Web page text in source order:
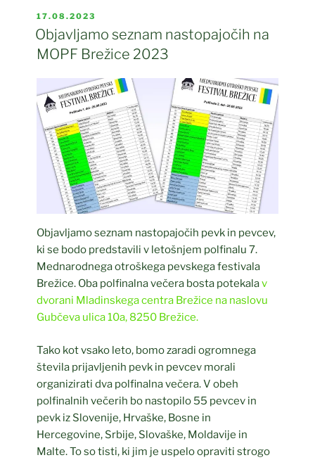
OBJAVLJENO
DNE
17.08.2023
Objavljamo seznam nastopajočih na
MOPF Brežice 2023
Objavljamo seznam nastopajočih pevk in pevcev,
ki se bodo predstavili v letošnjem polfinalu 7.
Mednarodnega otroškega pevskega festivala
Brežice. Oba polfinalna večera bosta potekalav
dvorani Mladinskega centra Brežice na naslovu
Gubčeva ulica 10a, 8250 Brežice.
Tako kot vsako leto, bomo zaradi ogromnega
števila prijavljenih pevk in pevcev morali
organizirati dva polfinalna večera. V obeh
polfinalnih večerih bo nastopilo 55 pevcev in
pevk iz Slovenije, Hrvaške, Bosne in
Hercegovine, Srbije, Slovaške, Moldavije in
Malte. To so tisti, ki jim je uspelo opraviti strogo